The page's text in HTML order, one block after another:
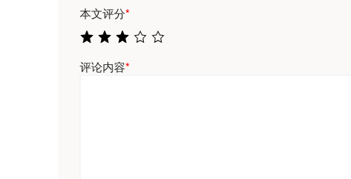
本文评分*
评论内容*